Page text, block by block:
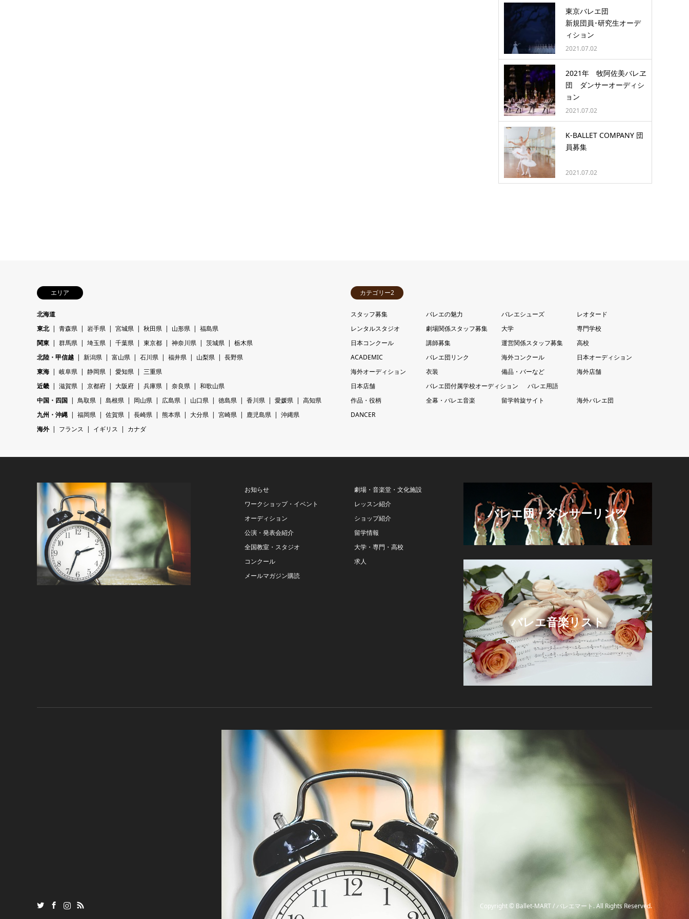
東京バレエ団
新規団員･研究生オーデ
ィション
2021.07.02
2021年 牧阿佐美バレヱ
団 ダンサーオーディシ
ョン
2021.07.02
K-BALLET COMPANY 団
員募集
2021.07.02
エリア
北海道
東北
青森県 岩手県 宮城県 秋田県 山形県
福島県
関東
群馬県 埼玉県 千葉県 東京都 神奈川県 茨城県
栃木県
北陸・甲信越
新潟県 富山県 石川県 福井県 山梨県
長野県
東海
岐阜県 静岡県 愛知県
三重県
近畿
滋賀県 京都府 大阪府 兵庫県 奈良県
和歌山県
中国・四国
鳥取県 島根県 岡山県 広島県 山口県 徳島県 香川県 愛媛県
高知県
九州・沖縄
福岡県 佐賀県 長崎県 熊本県 大分県 宮崎県 鹿児島県
沖縄県
海外
フランス イギリス カナダ
カテゴリー2
スタッフ募集 バレエの魅力 バレエシューズ
レオタード
レンタルスタジオ
劇場関係スタッフ募集 大学
専門学校
日本コンクール
講師募集 運営関係スタッフ募集
高校
ACADEMIC
バレエ団リンク 海外コンクール
日本オーディション
海外オーディション
衣装 備品・バーなど
海外店舗
日本店舗
バレエ団付属学校オーディション
バレエ用語
作品・役柄
全幕・バレエ音楽 留学斡旋サイト
海外バレエ団
DANCER
お知らせ
ワークショップ・イベント
オーディション
公演・発表会紹介
全国教室・スタジオ
コンクール
メールマガジン購読
劇場・音楽堂・文化施設
レッスン紹介
ショップ紹介
留学情報
大学・専門・高校
求人
バレエ団・ダンサーリンク
バレエ音楽リスト
Copyright© Ballet-MART / バレエマート . All Rights Reserved.